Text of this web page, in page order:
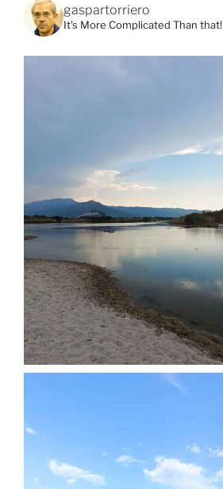
gaspartorriero
It's More Complicated Than that!